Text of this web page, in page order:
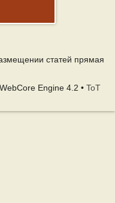
статей прямая
Engine 4.2 • ToT